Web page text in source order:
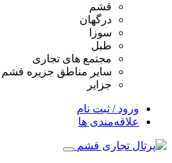
قشم
درگهان
سوزا
طبل
مجتمع های تجاری
سایر مناطق جزیره قشم
جزایر
ورود / ثبت نام
علاقه‌مندی ها